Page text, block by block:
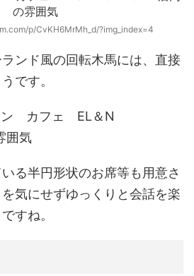
p/CvKH6MrMh_d/?img_index=4
ンド風の回転木馬には、直接
です。
る半円形状のお席等も用意さ
気にせずゆっくりと会話を楽
すね。